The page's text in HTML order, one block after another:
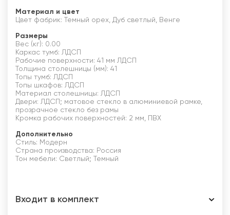
Материал и цвет
Цвет фабрик: Темный орех, Дуб светлый, Венге
Размеры
Вес (кг): 0.00
Каркас тумб: ЛДСП
Рабочие поверхности: 41 мм ЛДСП
Толщина столешницы (мм): 41
Топы тумб: ЛДСП
Топы шкафов: ЛДСП
Материал столешницы: ЛДСП
Двери: ЛДСП; матовое стекло в алюминиевой рамке,
прозрачное стекло без рамы
Кромка рабочих поверхностей: 2 мм, ПВХ
Дополнительно
Стиль: Модерн
Страна производства: Россия
Тон мебели: Светлый; Темный
Входит в комплект